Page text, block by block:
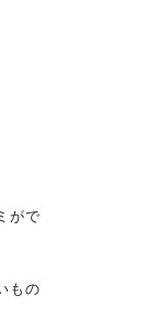
がで
もの